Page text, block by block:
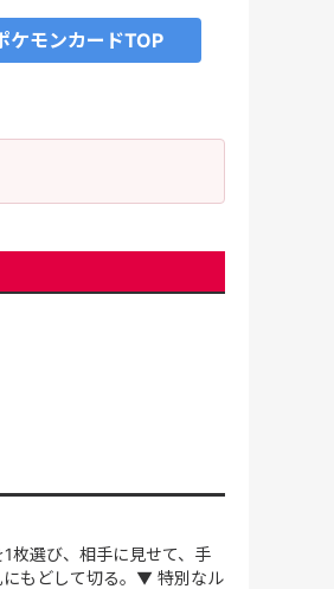
ケモンカードTOP
枚選び、相手に見せて、手
もどして切る。▼ 特別なル